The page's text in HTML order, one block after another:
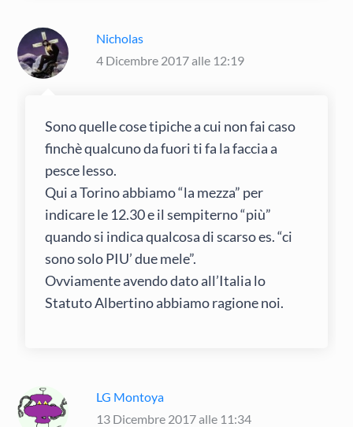
Nicholas
4 Dicembre 2017 alle 12:19
Sono quelle cose tipiche a cui non fai caso
finchè qualcuno da fuori ti fa la faccia a
pesce lesso.
Qui a Torino abbiamo “la mezza” per
indicare le 12.30 e il sempiterno “più”
quando si indica qualcosa di scarso es. “ci
sono solo PIU’ due mele”.
Ovviamente avendo dato all’Italia lo
Statuto Albertino abbiamo ragione noi.
LG Montoya
13 Dicembre 2017 alle 11:34